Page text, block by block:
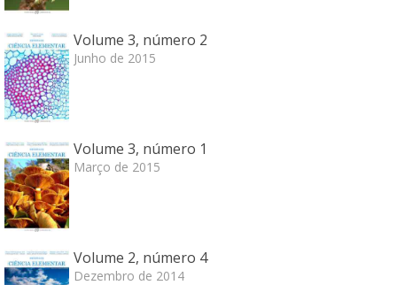
Volume 3, número 2
Junho de 2015
Volume 3, número 1
Março de 2015
Volume 2, número 4
Dezembro de 2014